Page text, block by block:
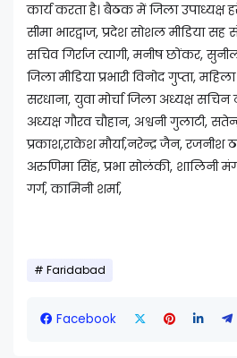
कार्य करता है। बैठक में जिला उपाध्यक्ष
सीमा भारद्वाज, प्रदेश सोशल मीडिया
सचिव गिर्राज त्यागी, मनीष छोंकर,
जिला मीडिया प्रभारी विनोद गुप्ता,
सरधाना, युवा मोर्चा जिला अध्यक्ष सचिन
अध्यक्ष गौरव चौहान, अश्वनी गुलाटी,
प्रकाश,राकेश मौर्या,नरेन्द्र जैन, रजनीश
अरुणिमा सिंह, प्रभा सोलंकी, शालिनी
गर्ग, कामिनी शर्मा,
Faridabad
Facebook